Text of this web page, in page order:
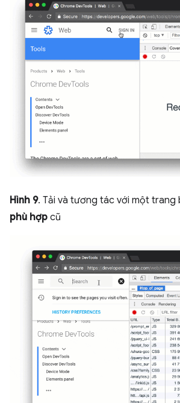
Hình 9. Tải và tương tác với một trang
phù hợp cũ